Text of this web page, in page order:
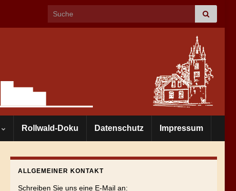
Search for:
Rollwald-Doku Datenschutz Impressum
ALLGEMEINER KONTAKT
Schreiben Sie uns eine E-Mail an: